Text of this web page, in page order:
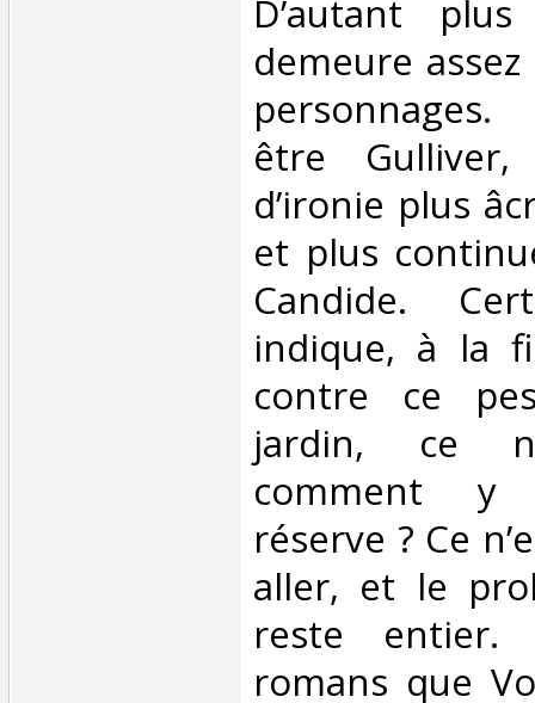
D’autant
demeure
être
d’ironie plus
et plus
Candide.
indique, à la
contre ce
jardin, ce
comment y
réserve ? Ce
aller, et le
reste
romans que